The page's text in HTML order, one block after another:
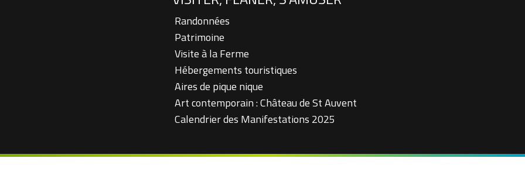
Randonnées
Patrimoine
Visite à la Ferme
Hébergements touristiques
Aires de pique nique
Art contemporain : Château de St Auvent
Calendrier des Manifestations 2025